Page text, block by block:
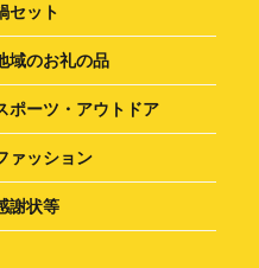
セット
域のお礼の品
ポーツ・アウトドア
ァッション
謝状等